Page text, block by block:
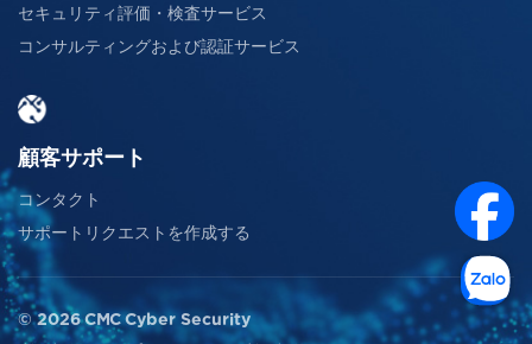
セキュリティ評価・検査サービス
コンサルティングおよび認証サービス
顧客サポート
コンタクト
サポートリクエストを作成する
© 2026 CMC Cyber Security